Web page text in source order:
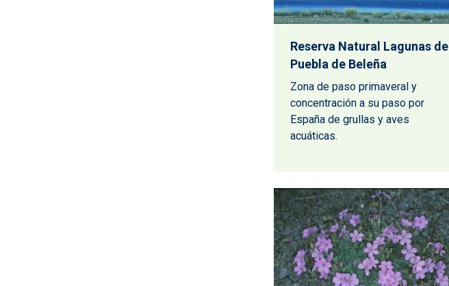
Reserva Natural Lagunas de
Puebla de Beleña
Zona de paso primaveral y
concentración a su paso por
España de grullas y aves
acuáticas.